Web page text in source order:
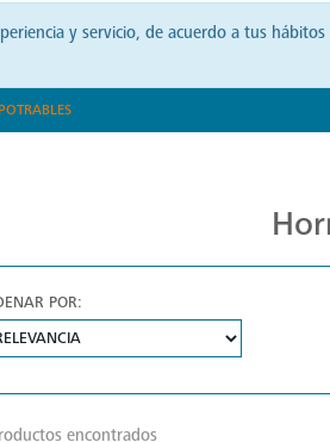
y servicio, de acuerdo a tus
POR:
encontrados